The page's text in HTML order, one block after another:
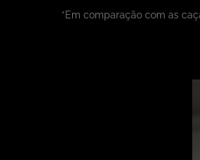
*Em comparação com as